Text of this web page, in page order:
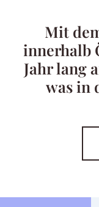
Mit
innerhalb
Jahr lang
was in